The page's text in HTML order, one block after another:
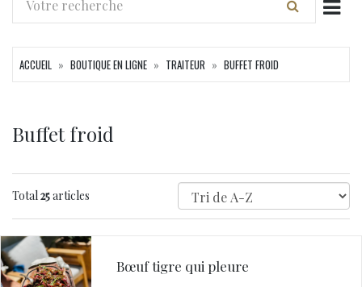
ACCUEIL BOUTIQUE EN LIGNE TRAITEUR BUFFET FROID
Buffet froid
Total25articles
Bœuf tigre qui pleure